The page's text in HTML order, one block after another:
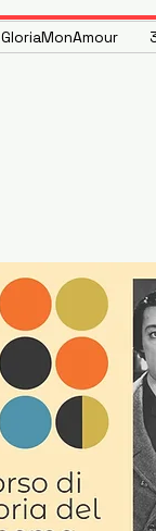
GloriaMonAmour